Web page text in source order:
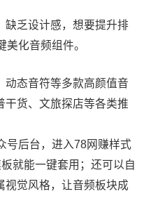
缺乏设计感，想要提升排
化音频组件。
动态音符等多款高颜值音
干货、文旅探店等各类推
号后台，进入78网赚样式
就能一键套用；还可以自
视觉风格，让音频板块成